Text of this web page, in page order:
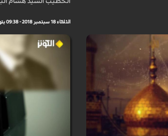
الثلاثاء 18 سبتمبر 2018 - 09:38 بتوقيت مكة